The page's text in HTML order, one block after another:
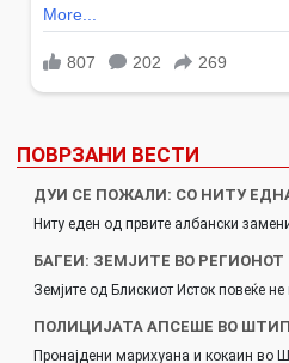
ПОВРЗАНИ ВЕСТИ
ДУИ СЕ ПОЖАЛИ: СО НИТУ
Ниту еден од првите албански
БАГЕИ: ЗЕМЈИТЕ ВО
Земјите од Блискиот Исток повеќе
ПОЛИЦИЈАТА АПСЕШЕ ВО
Пронајдени марихуана и кокаин во